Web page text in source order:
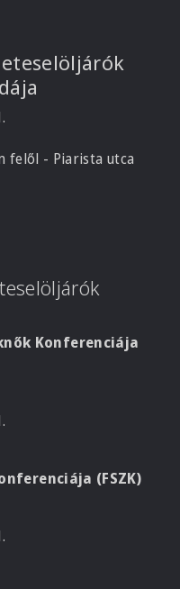
felől - Piarista utca
Konferenciája
(FSZK)